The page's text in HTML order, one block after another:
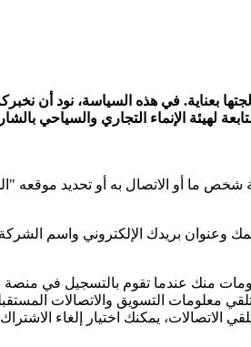
بعناية. في هذه السياسة، نود أن
لهيئة الإنماء التجاري والسياحي
ما أو الاتصال به أو تحديد موقعه
وعنوان بريدك الإلكتروني واسم
عندما تقوم بالتسجيل في منصة ما
التسويق والاتصالات